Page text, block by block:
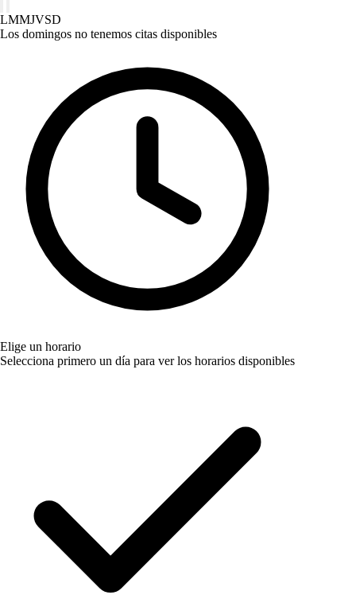
LMMJVSD
Los domingos no tenemos citas disponibles
Elige un horario
Selecciona primero un día para ver los horarios disponibles